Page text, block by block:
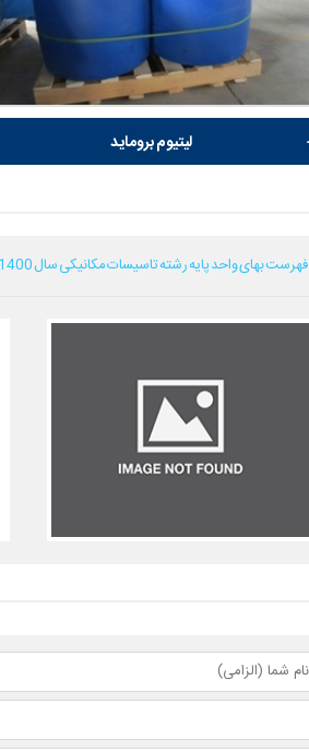
لیتیوم بروماید
فهرست بهای واحد پایه رشته تاسیسات مکانیکی سال 1400...